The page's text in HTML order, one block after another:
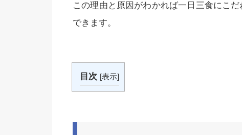
この理由と原因がわかれば一日三食にこ
できます。
目次 [表示]